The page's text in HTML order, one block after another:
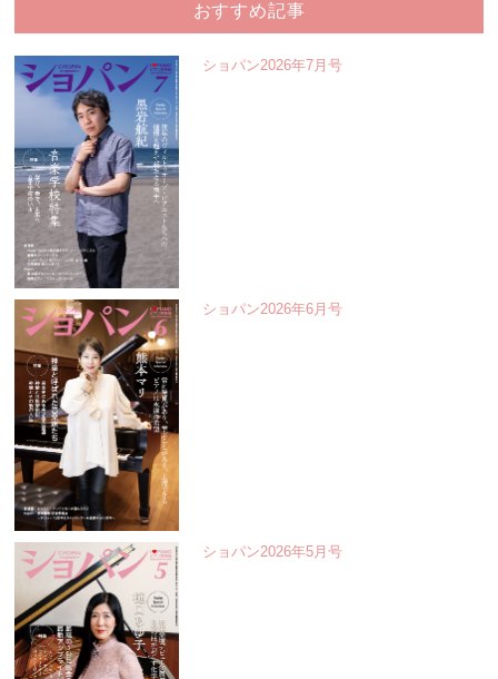
おすすめ記事
ショパン2026年7月号
ショパン2026年6月号
ショパン2026年5月号